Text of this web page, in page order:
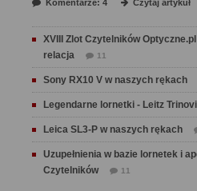
Komentarze: 4 Czytaj artykuł
XVIII Zlot Czytelników
relacja
11
Sony RX10 V w naszych rękach
Legendarne lornetki - Leitz
Leica SL3-P w naszych rękach
Uzupełnienia w bazie lornetek i
Czytelników
11